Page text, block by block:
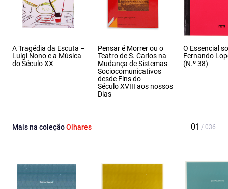
A Tragédia da Escuta –
Luigi Nono e a Música
do Século XX
Pensar é Morrer ou o
Teatro de S. Carlos na
Mudança de Sistemas
Sociocomunicativos
desde Fins do
Século XVIII aos nossos
Dias
O Essencial
Fernando
(N.º 38)
Mais na coleçãoOlhares